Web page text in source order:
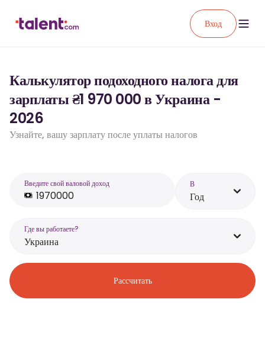
Вход
Калькулятор подоходного налога для
зарплаты ₴1 970 000 в Украина -
2026
Узнайте, вашу зарплату после уплаты налогов
Введите свой валовой доход В
Год
Где вы работаете?
Украина
Рассчитать